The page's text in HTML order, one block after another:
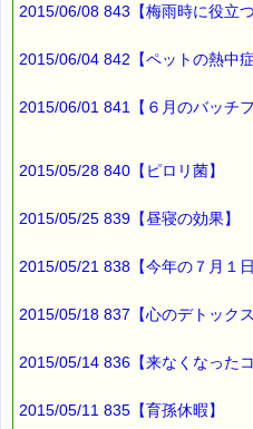
と実感していただくのが私の
バッチフラワーレメディ専門店
発行責任者：店長 千葉るみこ
https://pass-thyme.com/
2015/06/08 843【梅雨時に役立
2015/06/04 842【ペットの熱中症
2015/06/01 841【６月のバッチ
2015/05/28 840【ピロリ菌】
2015/05/25 839【昼寝の効果】
2015/05/21 838【今年の７月１
2015/05/18 837【心のデトックス
2015/05/14 836【来なくなったコ
2015/05/11 835【育孫休暇】